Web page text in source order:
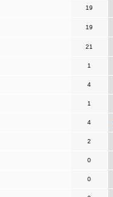
19
19
21
1
4
1
4
2
0
0